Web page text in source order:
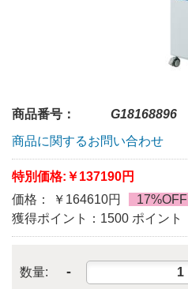
商品番号：
G18168896
商品に関するお問い合わせ
特別価格: ￥137190円
価格： ￥164610円
17%OFF
獲得ポイント：1500 ポイント
数量: -